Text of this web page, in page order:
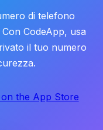
di telefono
CodeApp, usa
il tuo numero